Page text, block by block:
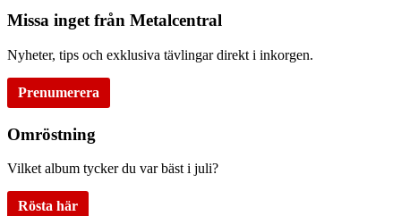
Missa inget från Metalcentral
Nyheter, tips och exklusiva tävlingar direkt i inkorgen.
Prenumerera
Omröstning
Vilket album tycker du var bäst i juli?
Rösta här